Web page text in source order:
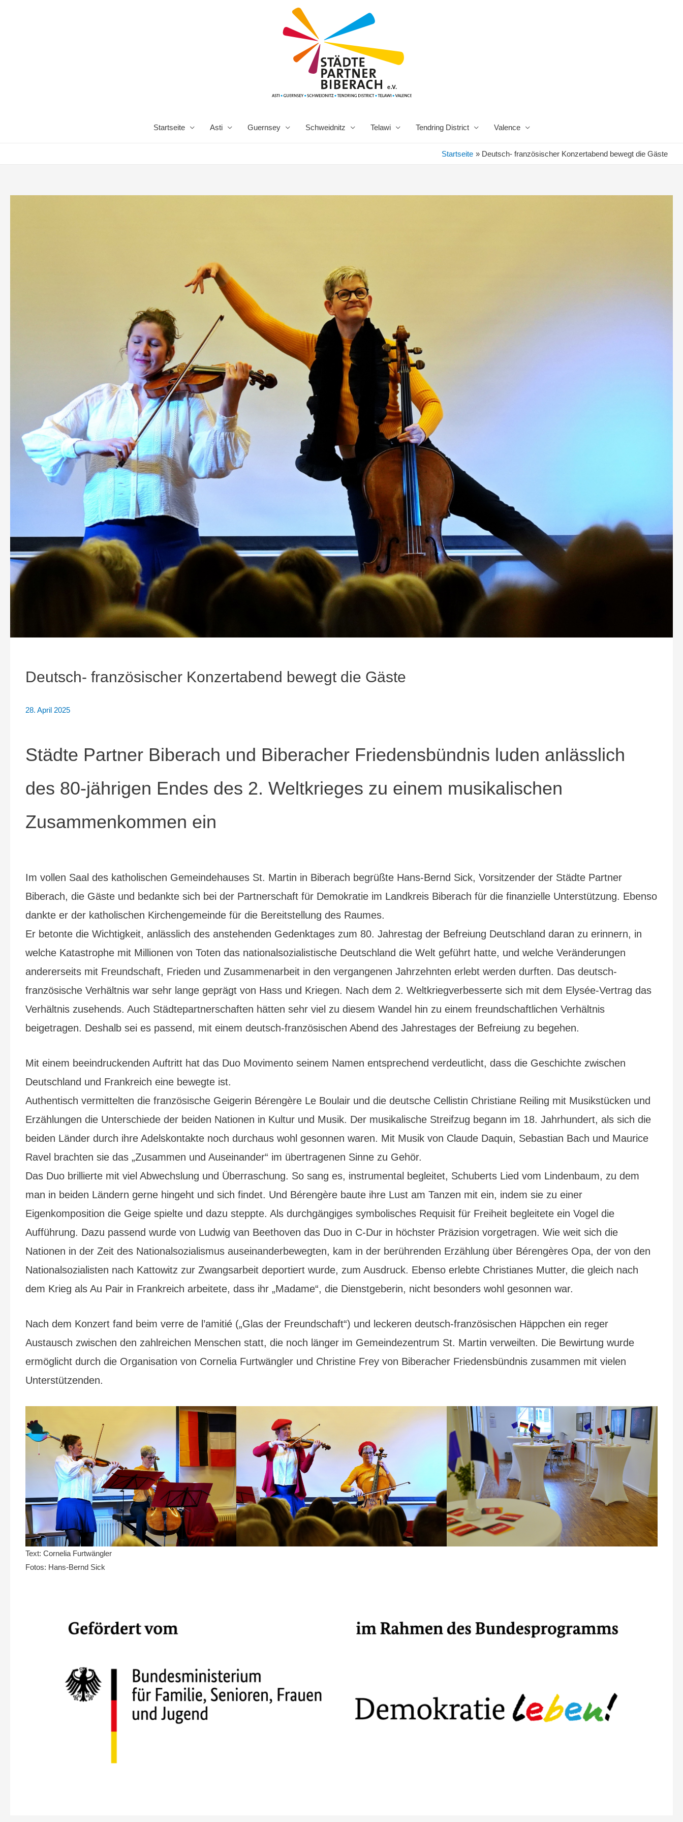
Startseite Asti Guernsey Schweidnitz Telawi Tendring District Valence
Startseite Deutsch- französischer Konzertabend bewegt die Gäste
Deutsch- französischer Konzertabend bewegt die Gäste
28. April 2025
Städte Partner Biberach und Biberacher Friedensbündnis luden anlässlich
des 80-jährigen Endes des 2. Weltkrieges zu einem musikalischen
Zusammenkommen ein
Im vollen Saal des katholischen Gemeindehauses St. Martin in Biberach begrüßte Hans-Bernd Sick, Vorsitzender der Städte Partner
Biberach, die Gäste und bedankte sich bei der Partnerschaft für Demokratie im Landkreis Biberach für die finanzielle Unterstützung. Ebenso
dankte er der katholischen Kirchengemeinde für die Bereitstellung des Raumes.
Er betonte die Wichtigkeit, anlässlich des anstehenden Gedenktages zum 80. Jahrestag der Befreiung Deutschland daran zu erinnern, in
welche Katastrophe mit Millionen von Toten das nationalsozialistische Deutschland die Welt geführt hatte, und welche Veränderungen
andererseits mit Freundschaft, Frieden und Zusammenarbeit in den vergangenen Jahrzehnten erlebt werden durften. Das deutsch-
französische Verhältnis war sehr lange geprägt von Hass und Kriegen. Nach dem 2. Weltkriegverbesserte sich mit dem Elysée-Vertrag das
Verhältnis zusehends. Auch Städtepartnerschaften hätten sehr viel zu diesem Wandel hin zu einem freundschaftlichen Verhältnis
beigetragen. Deshalb sei es passend, mit einem deutsch-französischen Abend des Jahrestages der Befreiung zu begehen.
Mit einem beeindruckenden Auftritt hat das Duo Movimento seinem Namen entsprechend verdeutlicht, dass die Geschichte zwischen
Deutschland und Frankreich eine bewegte ist.
Authentisch vermittelten die französische Geigerin Bérengère Le Boulair und die deutsche Cellistin Christiane Reiling mit Musikstücken und
Erzählungen die Unterschiede der beiden Nationen in Kultur und Musik. Der musikalische Streifzug begann im 18. Jahrhundert, als sich die
beiden Länder durch ihre Adelskontakte noch durchaus wohl gesonnen waren. Mit Musik von Claude Daquin, Sebastian Bach und Maurice
Ravel brachten sie das „Zusammen und Auseinander“ im übertragenen Sinne zu Gehör.
Das Duo brillierte mit viel Abwechslung und Überraschung. So sang es, instrumental begleitet, Schuberts Lied vom Lindenbaum, zu dem
man in beiden Ländern gerne hingeht und sich findet. Und Bérengère baute ihre Lust am Tanzen mit ein, indem sie zu einer
Eigenkomposition die Geige spielte und dazu steppte. Als durchgängiges symbolisches Requisit für Freiheit begleitete ein Vogel die
Aufführung. Dazu passend wurde von Ludwig van Beethoven das Duo in C-Dur in höchster Präzision vorgetragen. Wie weit sich die
Nationen in der Zeit des Nationalsozialismus auseinanderbewegten, kam in der berührenden Erzählung über Bérengères Opa, der von den
Nationalsozialisten nach Kattowitz zur Zwangsarbeit deportiert wurde, zum Ausdruck. Ebenso erlebte Christianes Mutter, die gleich nach
dem Krieg als Au Pair in Frankreich arbeitete, dass ihr „Madame“, die Dienstgeberin, nicht besonders wohl gesonnen war.
Nach dem Konzert fand beim verre de l’amitié („Glas der Freundschaft“) und leckeren deutsch-französischen Häppchen ein reger
Austausch zwischen den zahlreichen Menschen statt, die noch länger im Gemeindezentrum St. Martin verweilten. Die Bewirtung wurde
ermöglicht durch die Organisation von Cornelia Furtwängler und Christine Frey von Biberacher Friedensbündnis zusammen mit vielen
Unterstützenden.
Text: Cornelia Furtwängler
Fotos: Hans-Bernd Sick